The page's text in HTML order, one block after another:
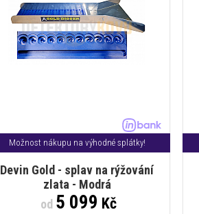
Možnost nákupu na výhodné splátky!
Devin Gold - splav na rýžování
zlata - Modrá
od5 099 Kč